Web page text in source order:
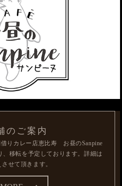
舗のご案内
りカレー店恵比寿 お昼のSanpine
移転を予定しております。 詳細は
せて頂きます。